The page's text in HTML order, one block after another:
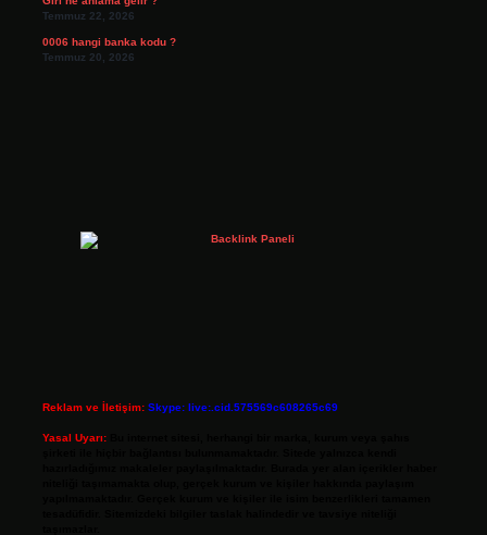
Temmuz 22, 2026
0006 hangi banka kodu ?
Temmuz 20, 2026
Reklam ve İletişim: Skype: live:.cid.575569c608265c69
Yasal Uyarı: